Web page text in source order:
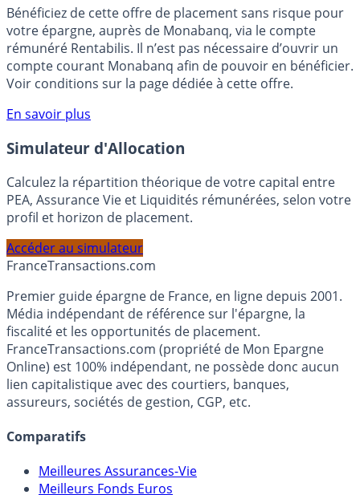
🎁 Bon plan épargne : 3% pendant 6 mois
Bénéficiez de cette offre de placement sans risque pour
votre épargne, auprès de Monabanq, via le compte
rémunéré Rentabilis. Il n’est pas nécessaire d’ouvrir un
Voir conditions sur la page dédiée à cette offre.
En savoir plus
Simulateur d'Allocation
Calculez la répartition théorique de votre capital entre
PEA, Assurance Vie et Liquidités rémunérées, selon votre
profil et horizon de placement.
FranceTransactions.com
Premier guide épargne de France, en ligne depuis 2001.
Média indépendant de référence sur l'épargne, la
fiscalité et les opportunités de placement.
FranceTransactions.com (propriété de Mon Epargne
Online) est 100% indépendant, ne possède donc aucun
lien capitalistique avec des courtiers, banques,
assureurs, sociétés de gestion, CGP, etc.
Comparatifs